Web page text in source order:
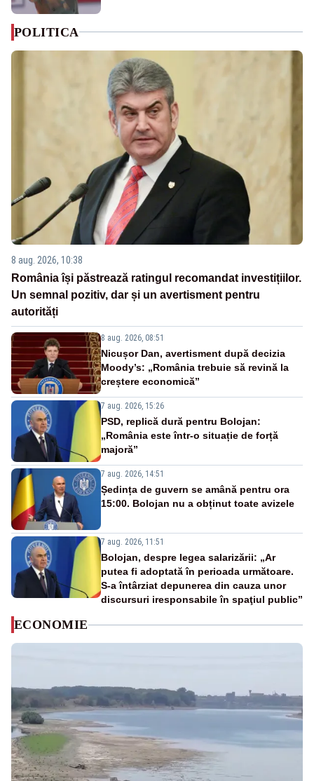
POLITICA
8 aug. 2026, 10:38
România își păstrează ratingul recomandat investițiilor.
Un semnal pozitiv, dar și un avertisment pentru
autorități
8 aug. 2026, 08:51
Nicușor Dan, avertisment după decizia
Moody’s: „România trebuie să revină la
creștere economică”
7 aug. 2026, 15:26
PSD, replică dură pentru Bolojan:
„România este într-o situație de forță
majoră”
7 aug. 2026, 14:51
Ședința de guvern se amână pentru ora
15:00. Bolojan nu a obținut toate avizele
7 aug. 2026, 11:51
Bolojan, despre legea salarizării: „Ar
putea fi adoptată în perioada următoare.
S-a întârziat depunerea din cauza unor
discursuri iresponsabile în spaţiul public”
ECONOMIE